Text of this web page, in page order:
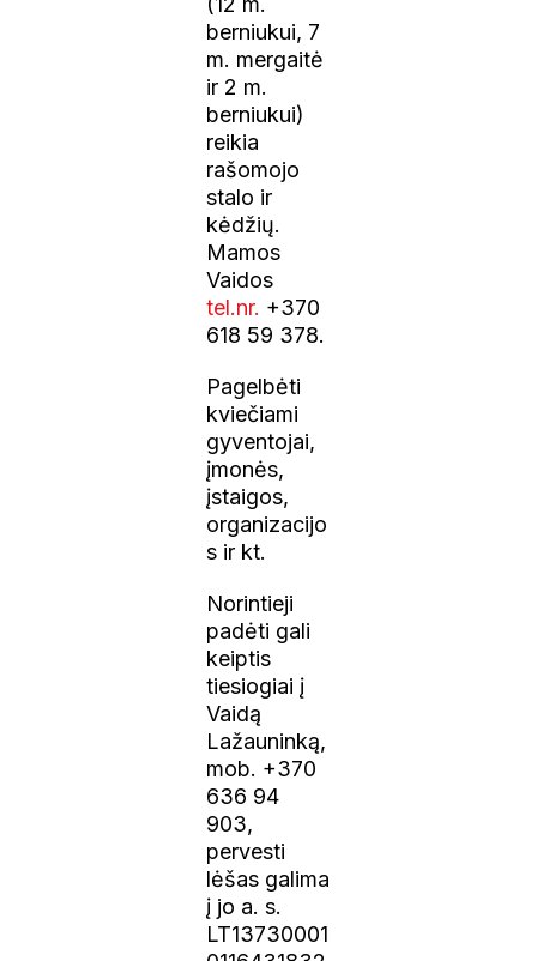
berniukui, 7
m. mergaitė
ir 2 m.
berniukui)
reikia
rašomojo
stalo ir
kėdžių.
Mamos
Vaidos
tel.nr. +370
618 59 378.
Pagelbėti
kviečiami
gyventojai,
įmonės,
įstaigos,
organizacijo
s ir kt.
Norintieji
padėti gali
keiptis
tiesiogiai į
Vaidą
Lažauninką,
mob. +370
636 94
903,
pervesti
lėšas galima
į jo a. s.
LT13730001